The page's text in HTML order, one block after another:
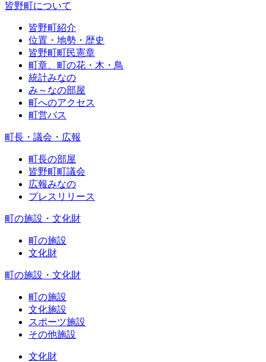
皆野町について
皆野町紹介
位置・地勢・歴史
皆野町町民憲章
町章、町の花・木・鳥
統計みなの
み～なの部屋
町へのアクセス
町営バス
町長・議会・広報
町長の部屋
皆野町町議会
広報みなの
プレスリリース
町の施設・文化財
町の施設
文化財
町の施設・文化財
町の施設
文化施設
スポーツ施設
その他施設
文化財